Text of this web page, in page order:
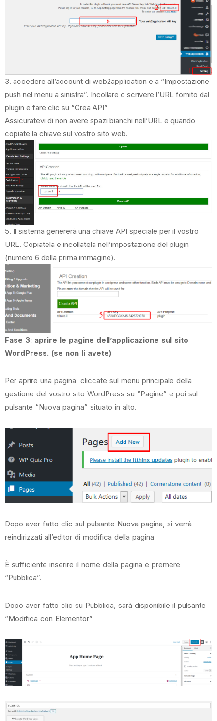
3. accedere all’account di web2application e a “Impostazione
push nel menu a sinistra”. Incollare o scrivere l’URL fornito dal
plugin e fare clic su “Crea API”.
Assicuratevi di non avere spazi bianchi nell’URL e quando
copiate la chiave sul vostro sito web.
5. Il sistema genererà una chiave API speciale per il vostro
URL. Copiatela e incollatela nell’impostazione del plugin
(numero 6 della prima immagine).
Fase 3: aprire le pagine dell’applicazione sul sito
WordPress. (se non li avete)
Per aprire una pagina, cliccate sul menu principale della
gestione del vostro sito WordPress su “Pagine” e poi sul
pulsante “Nuova pagina” situato in alto.
Dopo aver fatto clic sul pulsante Nuova pagina, si verrà
reindirizzati all’editor di modifica della pagina.
È sufficiente inserire il nome della pagina e premere
“Pubblica”.
Dopo aver fatto clic su Pubblica, sarà disponibile il pulsante
“Modifica con Elementor”.